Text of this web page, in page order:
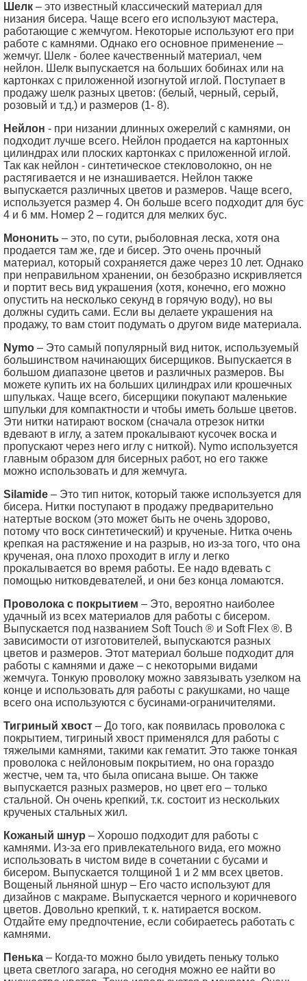
Шелк – это известный классический материал для
низания бисера. Чаще всего его используют мастера,
работающие с жемчугом. Некоторые используют его при
работе с камнями. Однако его основное применение –
жемчуг. Шелк - более качественный материал, чем
нейлон. Шелк выпускается на больших бобинах или на
картонках с приложенной изогнутой иглой. Поступает в
продажу шелк разных цветов: (белый, черный, серый,
розовый и т.д.) и размеров (1- 8).
Нейлон - при низании длинных ожерелий с камнями, он
подходит лучше всего. Нейлон продается на картонных
цилиндрах или плоских картонках с приложенной иглой.
Так как нейлон - синтетическое стекловолокно, он не
растягивается и не изнашивается. Нейлон также
выпускается различных цветов и размеров. Чаще всего,
используется размер 4. Он больше всего подходит для бус
4 и 6 мм. Номер 2 – годится для мелких бус.
Мононить – это, по сути, рыболовная леска, хотя она
продается там же, где и бисер. Это очень прочный
материал, который сохраняется даже через 10 лет. Однако
при неправильном хранении, он безобразно искривляется
и портит весь вид украшения (хотя, конечно, его можно
опустить на несколько секунд в горячую воду), но вы
должны судить сами. Если вы делаете украшения на
продажу, то вам стоит подумать о другом виде материала.
Nymo – Это самый популярный вид ниток, используемый
большинством начинающих бисерщиков. Выпускается в
большом диапазоне цветов и различных размеров. Вы
можете купить их на больших цилиндрах или крошечных
шпульках. Чаще всего, бисерщики покупают маленькие
шпульки для компактности и чтобы иметь больше цветов.
Эти нитки натирают воском (сначала отрезок нитки
вдевают в иглу, а затем прокалывают кусочек воска и
пропускают через него иглу с ниткой). Nymo используется
главным образом для бисерных работ, но его также
можно использовать и для жемчуга.
Silamide – Это тип ниток, который также используется для
бисера. Нитки поступают в продажу предварительно
натертые воском (это может быть не очень здорово,
потому что воск синтетический) и крученые. Нитка очень
крепкая на растяжение и на разрыв, но из-за того, что она
крученая, она плохо проходит в иглу и легко
прокалывается во время работы. Ее надо вдевать с
помощью нитковдевателей, и они без конца ломаются.
Проволока с покрытием – Это, вероятно наиболее
удачный из всех материалов для работы с бисером.
Выпускается под названием Soft Touch ® и Soft Flex ®. В
зависимости от изготовителей, выпускаются разных
цветов и размеров. Этот материал больше подходит для
работы с камнями и даже – с некоторыми видами
жемчуга. Тонкую проволоку можно завязывать узелком на
конце и использовать для работы с ракушками, но чаще
всего она используются с бусинами-ограничителями.
Тигриный хвост – До того, как появилась проволока с
покрытием, тигриный хвост применялся для работы с
тяжелыми камнями, такими как гематит. Это также тонкая
проволока с нейлоновым покрытием, но она гораздо
жестче, чем та, что была описана выше. Он также
выпускается разных размеров, но цвет его – только
стальной. Он очень крепкий, т.к. состоит из нескольких
крученых стальных жил.
Кожаный шнур – Хорошо подходит для работы с
камнями. Из-за его привлекательного вида, его можно
использовать в чистом виде в сочетании с бусами и
бисером. Выпускается толщиной 1 и 2 мм всех цветов.
Вощеный льняной шнур – Его часто используют для
дизайнов с макраме. Выпускается черного и коричневого
цветов. Довольно крепкий, т. к. натирается воском.
Отдайте ему предпочтение, если собираетесь работать с
камнями.
Пенька – Когда-то можно было увидеть пеньку только
цвета светлого загара, но сегодня можно ее найти во